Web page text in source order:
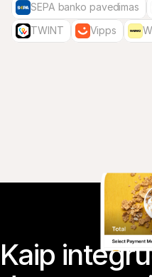
SEPA banko pavedimas
TWINT
Vipps
Kaip